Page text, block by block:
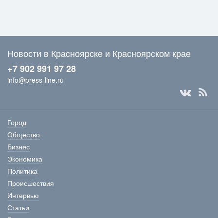
Новости в Красноярске и Красноярском крае
+7 902 991 97 28
info@press-line.ru
Город
Общество
Бизнес
Экономика
Политика
Происшествия
Интервью
Статьи